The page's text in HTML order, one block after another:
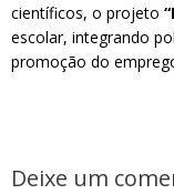
científicos, o projeto
escolar, integrando
promoção do
Deixe um